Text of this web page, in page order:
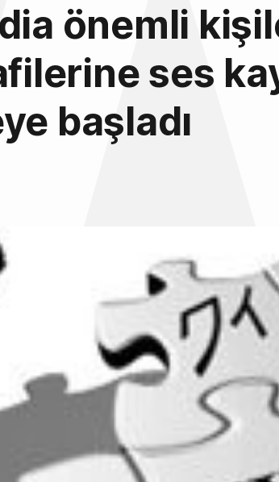
önemli
ses
başladı